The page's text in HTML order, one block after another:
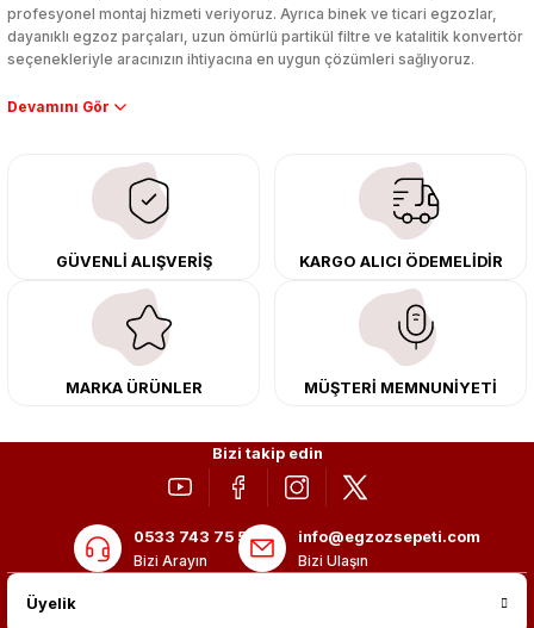
profesyonel montaj hizmeti veriyoruz. Ayrıca binek ve ticari egzozlar,
dayanıklı egzoz parçaları, uzun ömürlü partikül filtre ve katalitik konvertör
seçenekleriyle aracınızın ihtiyacına en uygun çözümleri sağlıyoruz.
Performans artışı isteyen sürücüler için özel performans egzozları ve
çıkma orijinal ürünler ile yenileyebilir, body kit uygulamalarıyla aracınızın
tasarımını ve aerodinamisini üst seviyeye taşıyabilirsiniz.
Tüm ürünlerimiz orijinal, dayanıklı ve uzun ömürlüdür. İstanbul’daki montaj
merkezimizde profesyonel montaj yapıyor, Türkiye’nin her yerine güvenli
kargo ile teslimat gerçekleştiriyoruz. Aracınıza değer katmak için doğru
adres: Egzoz Sepeti.
GÜVENLİ ALIŞVERİŞ KARGO ALICI ÖDEMELİDİR
MARKA ÜRÜNLER MÜŞTERİ MEMNUNİYETİ
Bizi takip edin
0533 743 75 56
Bizi Arayın
info@egzozsepeti.com
Bizi Ulaşın
Üyelik